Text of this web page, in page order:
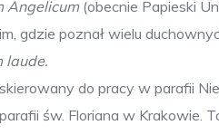
Angelicum(obecnie Papieski
gdzie poznał wielu
laude.
do pracy w parafii
św. Floriana w Krakowie.